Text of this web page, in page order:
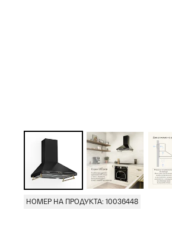
НОМЕР НА ПРОДУКТА: 10036448